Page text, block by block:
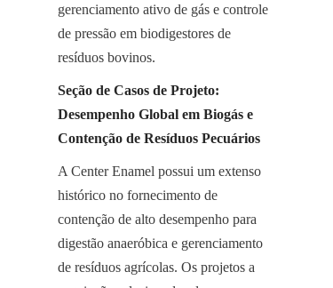
gerenciamento ativo de gás e controle
de pressão em biodigestores de
resíduos bovinos.
Seção de Casos de Projeto:
Desempenho Global em Biogás e
Contenção de Resíduos Pecuários
A Center Enamel possui um extenso
histórico no fornecimento de
contenção de alto desempenho para
digestão anaeróbica e gerenciamento
de resíduos agrícolas. Os projetos a